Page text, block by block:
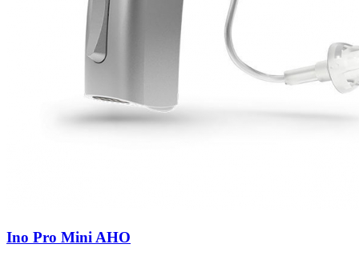
Ino Pro Mini AHO